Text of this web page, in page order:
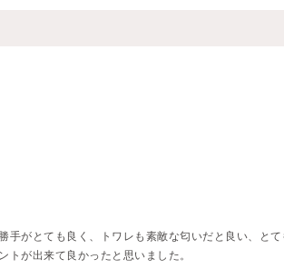
がとても良く、トワレも素敵な匂いだと良い、とて
が出来て良かったと思いました。